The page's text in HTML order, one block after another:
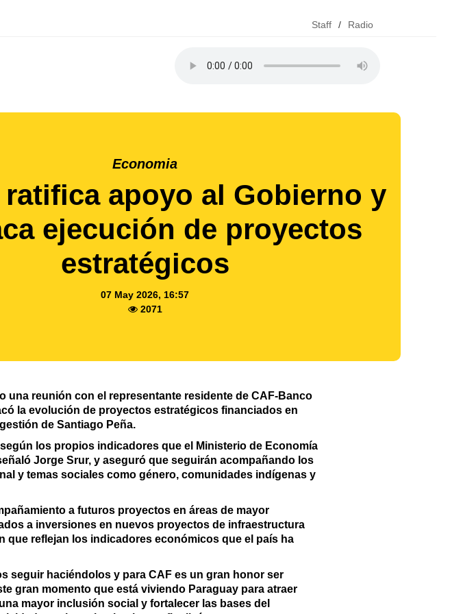
Staff / Radio
Economia
ratifica apoyo al Gobierno y
ejecución de proyectos
estratégicos
07 May 2026, 16:57
2071
una reunión con el representante residente de CAF-Banco
la evolución de proyectos estratégicos financiados en
de Santiago Peña.
los propios indicadores que el Ministerio de Economía
Jorge Srur, y aseguró que seguirán acompañando los
y temas sociales como género, comunidades indígenas y
a futuros proyectos en áreas de mayor
a inversiones en nuevos proyectos de infraestructura
que reflejan los indicadores económicos que el país ha
seguir haciéndolos y para CAF es un gran honor ser
gran momento que está viviendo Paraguay para atraer
mayor inclusión social y fortalecer las bases del